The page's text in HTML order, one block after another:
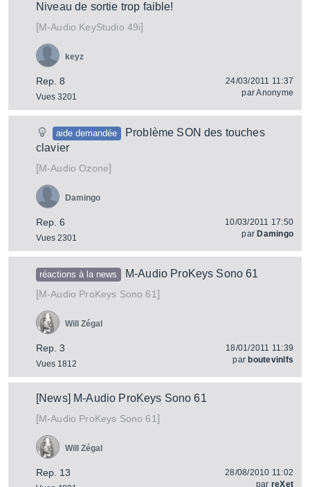
Niveau de sortie trop faible!
[M-Audio KeyStudio 49i]
Rep. 8
Vues 3201
keyz
24/03/2011 11:37
parAnonyme
aide demandée
Problème SON des touches
clavier
[M-Audio Ozone]
Rep. 6
Vues 2301
Damingo
10/03/2011 17:50
par Damingo
réactions à la news
M-Audio ProKeys Sono 61
[M-Audio ProKeys Sono 61]
Rep. 3
Vues 1812
Will Zégal
18/01/2011 11:39
par boutevinlfs
[News] M-Audio ProKeys Sono 61
[M-Audio ProKeys Sono 61]
Rep. 13
Will Zégal
28/08/2010 11:02
par reXet